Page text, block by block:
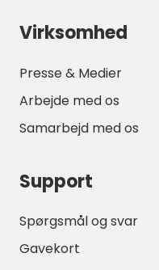
Virksomhed
Presse & Medier
Arbejde med os
Samarbejd med os
Support
Spørgsmål og svar
Gavekort